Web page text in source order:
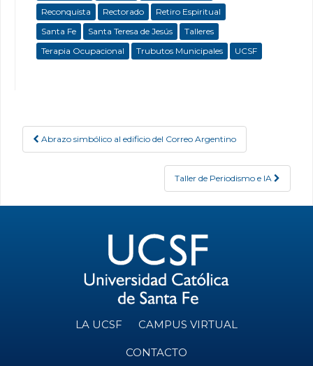
Reconquista
Rectorado
Retiro Espiritual
Santa Fe
Santa Teresa de Jesús
Talleres
Terapia Ocupacional
Trubutos Municipales UCSF
Post navigation
Abrazo simbólico al edificio del Correo Argentino
Taller de Periodismo e IA
LA UCSF CAMPUS VIRTUAL
CONTACTO